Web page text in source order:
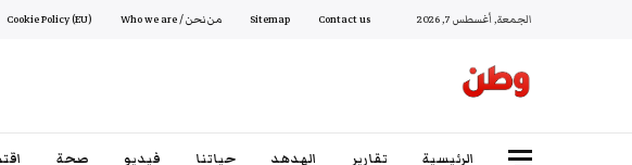
الجمعة, أغسطس 7, 2026 Contact us
Sitemap من نحن / Who we are Cookie Policy (EU)
الرئيسية تقارير الهدهد حياتنا فيديو صحة